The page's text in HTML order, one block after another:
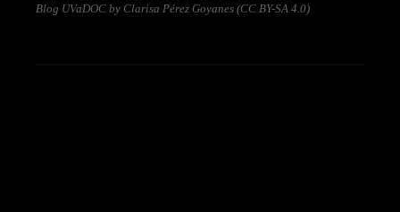
Blog UVaDOC by Clarisa Pérez Goyanes (CC BY-SA 4.0)